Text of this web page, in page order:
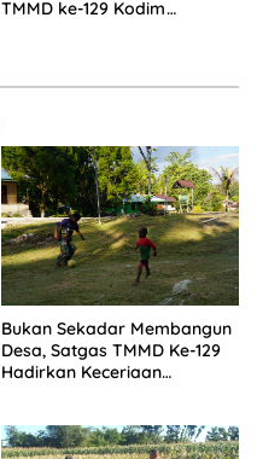
TMMD ke-129 Kodim
Bukan Sekadar Membangun
Desa, Satgas TMMD Ke-129
Hadirkan Keceriaan